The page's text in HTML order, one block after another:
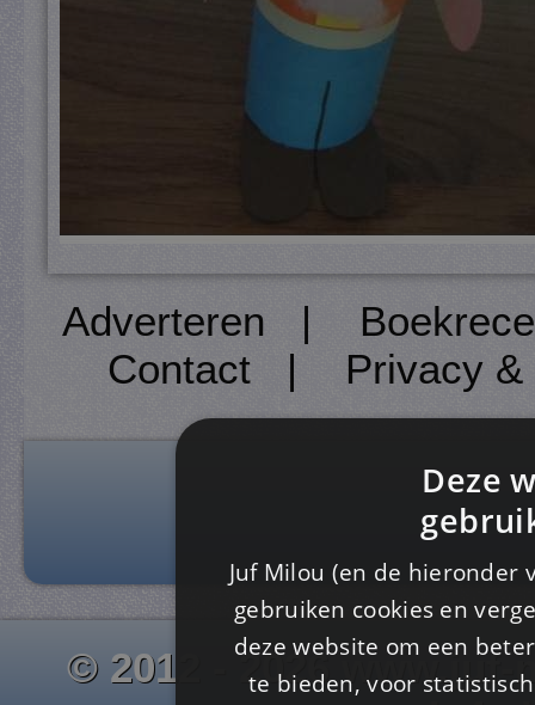
Adverteren |
Contact| Privacy
© 2012 - 2026
Deze
Juf Milou (en de
gebruiken cookies en
deze website om een
te bieden, voor